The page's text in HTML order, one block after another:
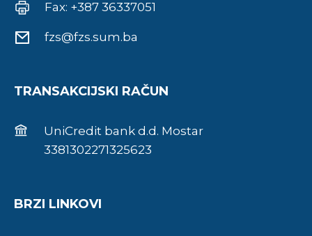
Fax: +387 36337051
fzs@fzs.sum.ba
TRANSAKCIJSKI RAČUN
UniCredit bank d.d. Mostar
3381302271325623
BRZI LINKOVI